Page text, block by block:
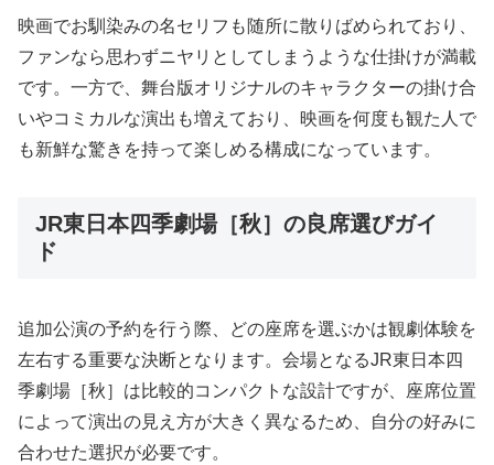
映画でお馴染みの名セリフも随所に散りばめられており、
ファンなら思わずニヤリとしてしまうような仕掛けが満載
です。一方で、舞台版オリジナルのキャラクターの掛け合
いやコミカルな演出も増えており、映画を何度も観た人で
も新鮮な驚きを持って楽しめる構成になっています。
JR東日本四季劇場［秋］の良席選びガイ
ド
追加公演の予約を行う際、どの座席を選ぶかは観劇体験を
左右する重要な決断となります。会場となるJR東日本四
季劇場［秋］は比較的コンパクトな設計ですが、座席位置
によって演出の見え方が大きく異なるため、自分の好みに
合わせた選択が必要です。